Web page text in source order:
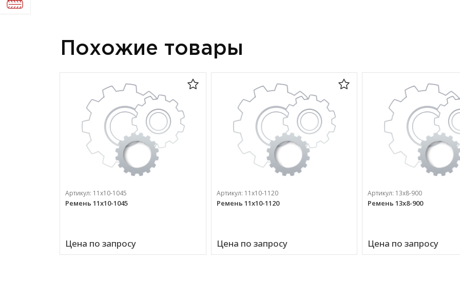
Похожие товары
Артикул: 11х10-1045
Ремень 11х10-1045
Цена по запросу
Артикул: 11х10-1120
Ремень 11х10-1120
Цена по запросу
Артикул: 13х8-900
Ремень 13х8-900
Цена по запросу